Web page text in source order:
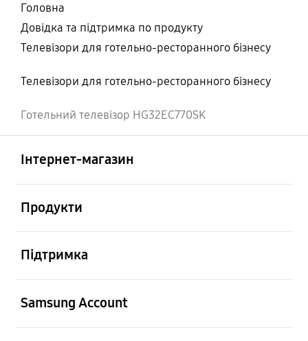
Головна
Довідка та підтримка по продукту
Телевізори для готельно-ресторанного бізнесу
Телевізори для готельно-ресторанного бізнесу
Готельний телевізор HG32EC770SK
Інтернет-магазин
Продукти
Підтримка
Samsung Account